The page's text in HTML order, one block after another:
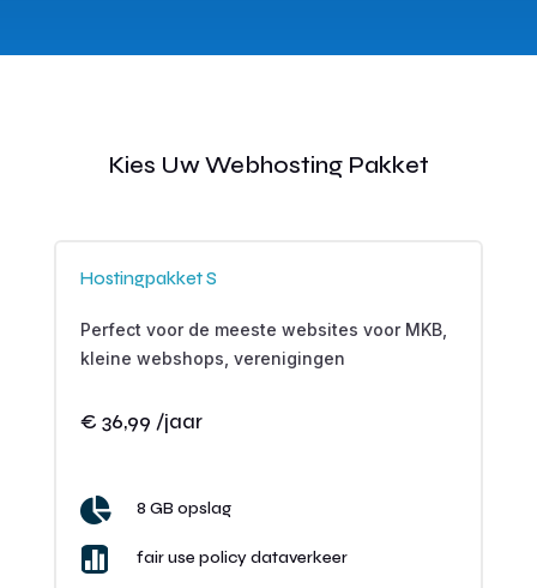
Kies Uw Webhosting Pakket
Hostingpakket S
Perfect voor de meeste websites voor MKB,
kleine webshops, verenigingen
€ 36,99 /jaar
 8 GB opslag
 fair use policy dataverkeer